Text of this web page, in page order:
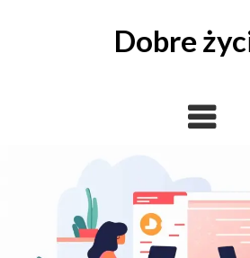
Dobre